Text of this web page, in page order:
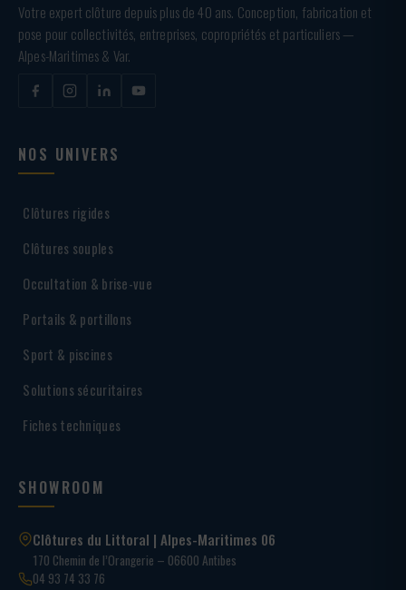
Votre expert clôture depuis plus de 40 ans. Conception, fabrication et
pose pour collectivités, entreprises, copropriétés et particuliers —
Alpes-Maritimes & Var.
NOS UNIVERS
Clôtures rigides
Clôtures souples
Occultation & brise-vue
Portails & portillons
Sport & piscines
Solutions sécuritaires
Fiches techniques
SHOWROOM
Clôtures du Littoral | Alpes-Maritimes 06
170 Chemin de l’Orangerie – 06600 Antibes
04 93 74 33 76